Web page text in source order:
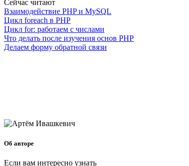
Сейчас читают
Взаимодействие PHP и MySQL
Цикл foreach в PHP
Цикл for: работаем с числами
Что делать после изучения основ PHP
Делаем форму обратной связи
Об авторе
Если вам интересно узнать